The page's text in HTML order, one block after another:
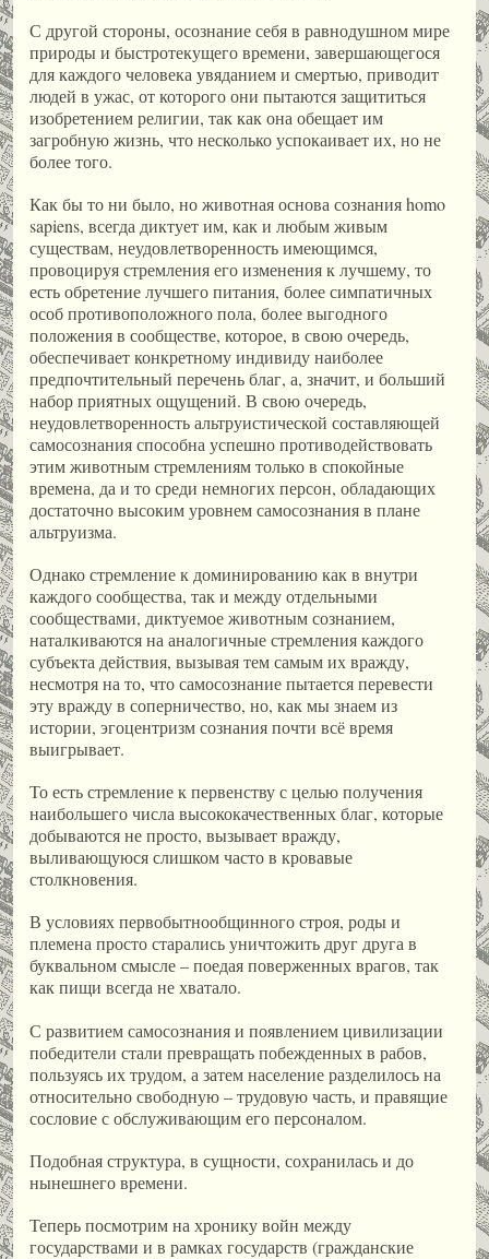
С другой стороны, осознание себя в равнодушном мире
природы и быстротекущего времени, завершающегося
для каждого человека увяданием и смертью, приводит
людей в ужас, от которого они пытаются защититься
изобретением религии, так как она обещает им
загробную жизнь, что несколько успокаивает их, но не
более того.
Как бы то ни было, но животная основа сознания homo
sapiens, всегда диктует им, как и любым живым
существам, неудовлетворенность имеющимся,
провоцируя стремления его изменения к лучшему, то
есть обретение лучшего питания, более симпатичных
особ противоположного пола, более выгодного
положения в сообществе, которое, в свою очередь,
обеспечивает конкретному индивиду наиболее
предпочтительный перечень благ, а, значит, и больший
набор приятных ощущений. В свою очередь,
неудовлетворенность альтруистической составляющей
самосознания способна успешно противодействовать
этим животным стремлениям только в спокойные
времена, да и то среди немногих персон, обладающих
достаточно высоким уровнем самосознания в плане
альтруизма.
Однако стремление к доминированию как в внутри
каждого сообщества, так и между отдельными
сообществами, диктуемое животным сознанием,
наталкиваются на аналогичные стремления каждого
субъекта действия, вызывая тем самым их вражду,
несмотря на то, что самосознание пытается перевести
эту вражду в соперничество, но, как мы знаем из
истории, эгоцентризм сознания почти всё время
выигрывает.
То есть стремление к первенству с целью получения
наибольшего числа высококачественных благ, которые
добываются не просто, вызывает вражду,
выливающуюся слишком часто в кровавые
столкновения.
В условиях первобытнообщинного строя, роды и
племена просто старались уничтожить друг друга в
буквальном смысле – поедая поверженных врагов, так
как пищи всегда не хватало.
С развитием самосознания и появлением цивилизации
победители стали превращать побежденных в рабов,
пользуясь их трудом, а затем население разделилось на
относительно свободную – трудовую часть, и правящие
сословие с обслуживающим его персоналом.
Подобная структура, в сущности, сохранилась и до
нынешнего времени.
Теперь посмотрим на хронику войн между
государствами и в рамках государств (гражданские